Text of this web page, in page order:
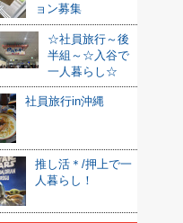
ョン募集
☆社員旅行～後
半組～☆入谷で
一人暮らし☆
社員旅行in沖縄
推し活＊/押上で一
人暮らし！